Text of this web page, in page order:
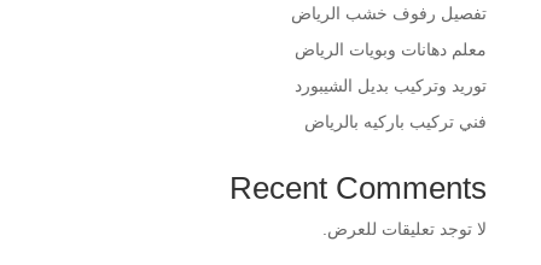
​تفصيل رفوف خشب الرياض
​معلم دهانات وبويات الرياض
​توريد وتركيب بديل الشيبورد
فني تركيب باركيه بالرياض
Recent Comments
لا توجد تعليقات للعرض.